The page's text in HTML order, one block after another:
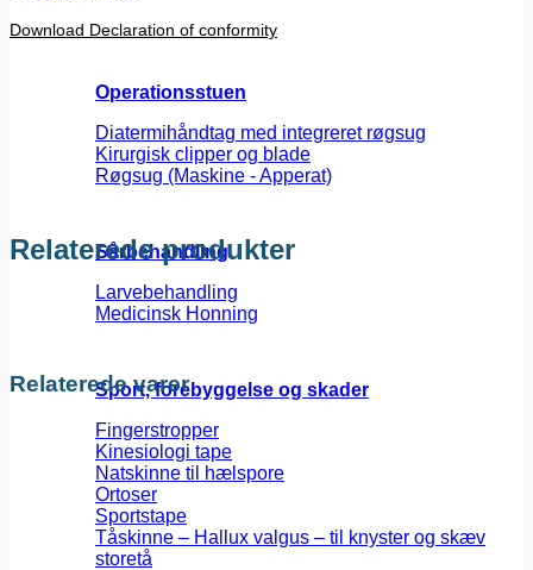
Operationsstuen
Diatermihåndtag med integreret røgsug
Kirurgisk clipper og blade
Røgsug (Maskine - Apperat)
Sårbehandling
Larvebehandling
Medicinsk Honning
Sport, forebyggelse og skader
Fingerstropper
Kinesiologi tape
Natskinne til hælspore
Ortoser
Sportstape
Tåskinne – Hallux valgus – til knyster og skæv
storetå
Download Declaration of conformity
Relaterede produkter
Relaterede varer